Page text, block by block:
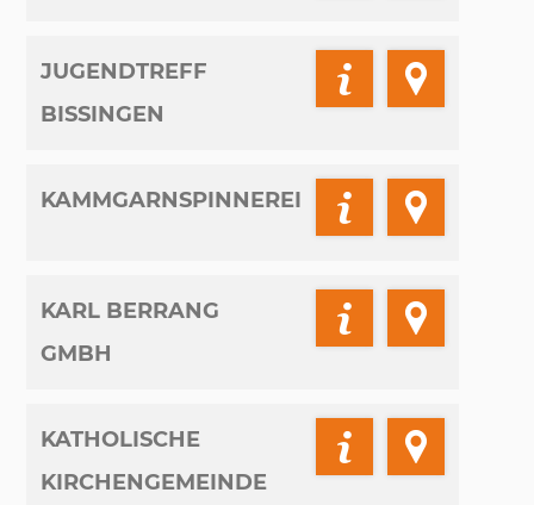
JUGENDTREFF
BISSINGEN
KAMMGARNSPINNEREI
KARL BERRANG
GMBH
KATHOLISCHE
KIRCHENGEMEINDE